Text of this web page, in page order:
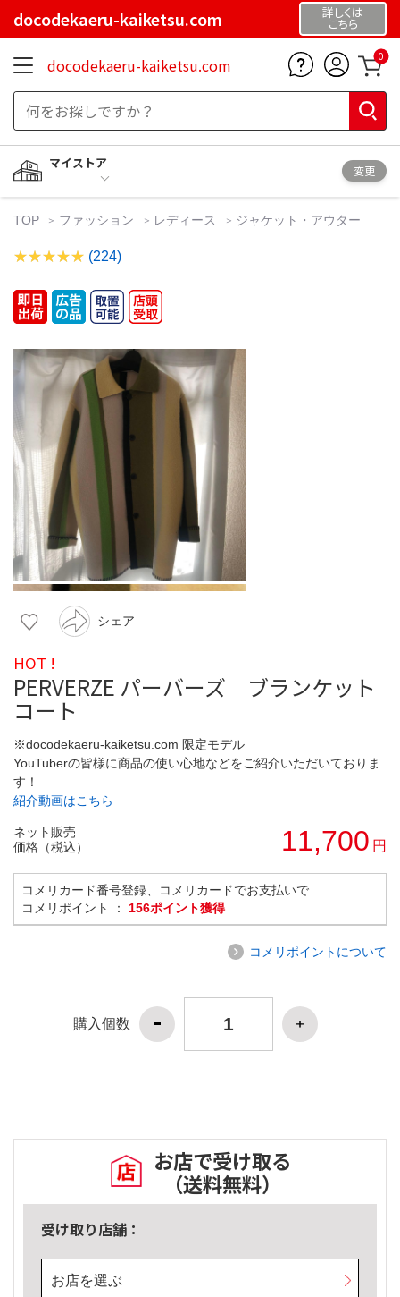
docodekaeru-kaiketsu.com 詳しくは
こちら
docodekaeru-kaiketsu.com 0
マイストア
変更
TOP ファッション レディース ジャケット・アウター
(224)
シェア
HOT !
PERVERZE パーバーズ ブランケット
コート
※docodekaeru-kaiketsu.com 限定モデル
YouTuberの皆様に商品の使い心地などをご紹介いただいておりま
す！
紹介動画はこちら
ネット販売
価格（税込）
11,700 円
コメリカード番号登録、コメリカードでお支払いで
コメリポイント ： 156ポイント獲得
コメリポイントについて
購入個数
お店で受け取る
（送料無料）
受け取り店舗：
お店を選ぶ